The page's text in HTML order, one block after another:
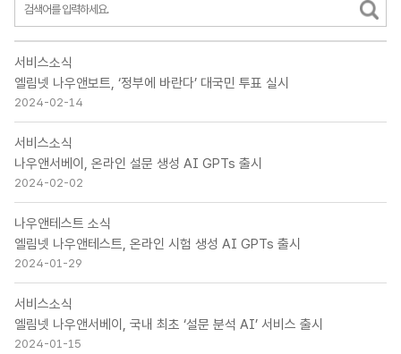
서비스소식
엘림넷 나우앤보트, ‘정부에 바란다’ 대국민 투표 실시
2024-02-14
서비스소식
나우앤서베이, 온라인 설문 생성 AI GPTs 출시
2024-02-02
나우앤테스트 소식
엘림넷 나우앤테스트, 온라인 시험 생성 AI GPTs 출시
2024-01-29
서비스소식
엘림넷 나우앤서베이, 국내 최초 ‘설문 분석 AI’ 서비스 출시
2024-01-15